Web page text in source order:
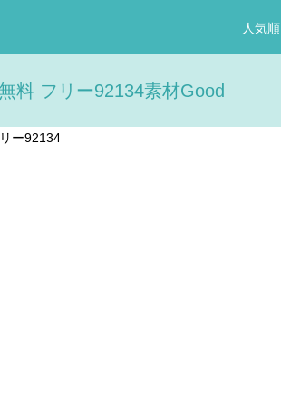
人気順
料 フリー92134素材Good
ー92134